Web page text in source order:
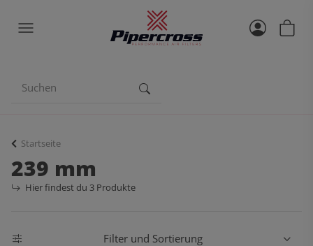
Startseite
239 mm
Hier findest du 3 Produkte
Filter und Sortierung